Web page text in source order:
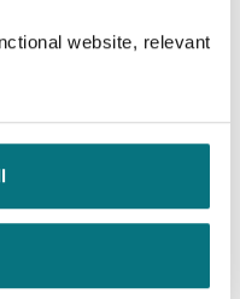
website, relevant
Det hvite tårnet nede
De oransje
det sirkelrunde røret,
bunnen.
nedi vannet så jeg